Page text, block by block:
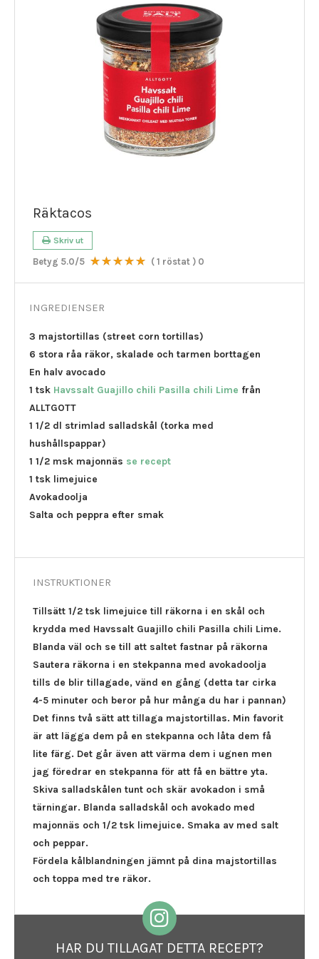
Räktacos
Skriv ut
Betyg 5.0/5 ( 1 röstat ) 0
INGREDIENSER
3 majstortillas (street corn tortillas)
6 stora råa räkor, skalade och tarmen borttagen
En halv avocado
1 tsk Havssalt Guajillo chili Pasilla chili Lime från
ALLTGOTT
1 1/2 dl strimlad salladskål (torka med
hushållspappar)
1 1/2 msk majonnäs se recept
1 tsk limejuice
Avokadoolja
Salta och peppra efter smak
INSTRUKTIONER
Tillsätt 1/2 tsk limejuice till räkorna i en skål och
krydda med Havssalt Guajillo chili Pasilla chili Lime.
Blanda väl och se till att saltet fastnar på räkorna
Sautera räkorna i en stekpanna med avokadoolja
tills de blir tillagade, vänd en gång (detta tar cirka
4-5 minuter och beror på hur många du har i pannan)
Det finns två sätt att tillaga majstortillas. Min favorit
är att lägga dem på en stekpanna och låta dem få
lite färg. Det går även att värma dem i ugnen men
jag föredrar en stekpanna för att få en bättre yta.
Skiva salladskålen tunt och skär avokadon i små
tärningar. Blanda salladskål och avokado med
majonnäs och 1/2 tsk limejuice. Smaka av med salt
och peppar.
Fördela kålblandningen jämnt på dina majstortillas
och toppa med tre räkor.
HAR DU TILLAGAT DETTA RECEPT?